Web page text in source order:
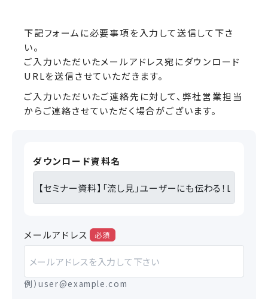
下記フォームに必要事項を入力して送信して下さ
い。
ご入力いただいたメールアドレス宛にダウンロード
URLを送信させていただきます。
ご入力いただいたご連絡先に対して、弊社営業担当
からご連絡させていただく場合がございます。
ダウンロード資料名
メールアドレス 必須
例）user@example.com